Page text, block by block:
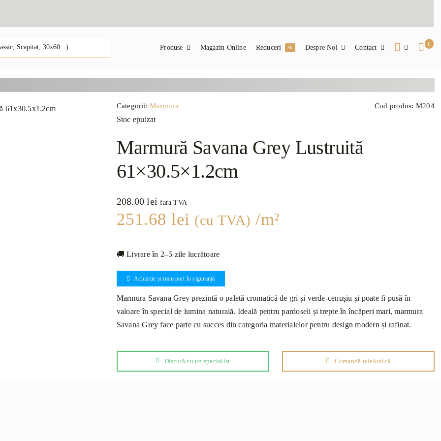
Produse Magazin Online Reduceri % Despre Noi Contact 0
Categorii:Marmura Cod produs: M204
Stoc epuizat
Marmură Savana Grey Lustruită
61×30.5×1.2cm
208.00lei fara TVA
251.68lei (cu TVA) /m²
🚚 Livrare în 2–5 zile lucrătoare
Achiziție și transport în siguranță
Marmura Savana Grey prezintă o paletă cromatică de gri și verde-cenușiu și poate fi pusă în
valoare în special de lumina naturală. Ideală pentru pardoseli și trepte în încăperi mari, marmura
Savana Grey face parte cu succes din categoria materialelor pentru design modern și rafinat.
Discută cu un specialist Comandă telefonică